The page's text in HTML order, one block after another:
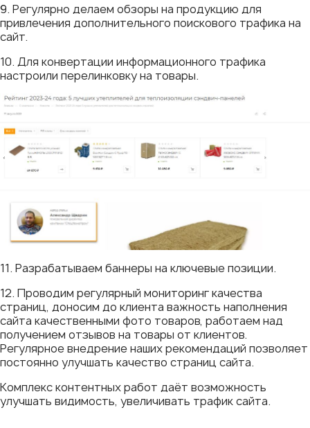
9. Регулярно делаем обзоры на продукцию для
привлечения дополнительного поискового трафика на
сайт.
10. Для конвертации информационного трафика
настроили перелинковку на товары.
11. Разрабатываем баннеры на ключевые позиции.
12. Проводим регулярный мониторинг качества
страниц, доносим до клиента важность наполнения
сайта качественными фото товаров, работаем над
получением отзывов на товары от клиентов.
Регулярное внедрение наших рекомендаций позволяет
постоянно улучшать качество страниц сайта.
Комплекс контентных работ даёт возможность
улучшать видимость, увеличивать трафик сайта.